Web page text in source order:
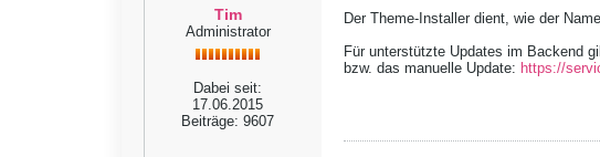
Tim
Administrator
Dabei seit:
17.06.2015
Beiträge: 9607
Der Theme-Installer dient, wie der
Für unterstützte Updates im Backend
bzw. das manuelle Update: https://